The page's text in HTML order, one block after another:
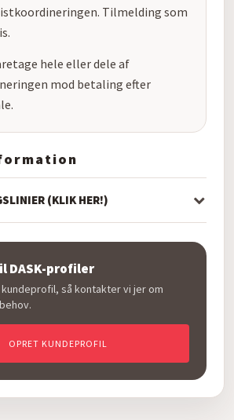
Tilmelding som
hele eller dele af
mod betaling efter
(KLIK HER!)
DASK-profiler
så kontakter vi jer om
OPRET KUNDEPROFIL